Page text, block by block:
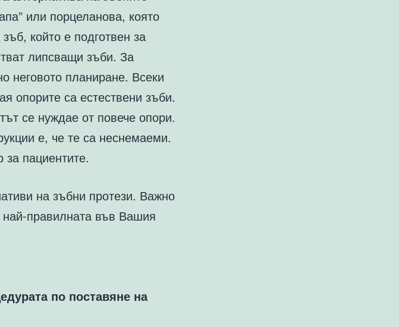
или порцеланова, която
който е подготвен за
липсващи зъби. За
неговото планиране. Всеки
опорите са естествени зъби.
се нуждае от повече опори.
е, че те са неснемаеми.
за пациентите.
на зъбни протези. Важно
правилната във Вашия
по поставяне на